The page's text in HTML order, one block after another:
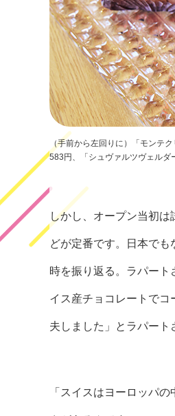
（手前から左回りに）「モンテ
583円、「シュヴァルツヴェルダ
しかし、オープン当初
どが定番です。日本で
時を振り返る。ラパー
イス産チョコレートで
夫しました」とラパート
「スイスはヨーロッパ